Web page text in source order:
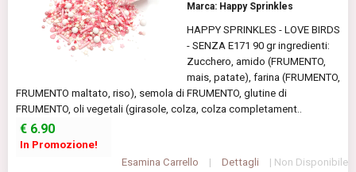
Marca: Happy Sprinkles
HAPPY SPRINKLES - LOVE BIRDS
- SENZA E171 90 gr ingredienti:
Zucchero, amido (FRUMENTO,
mais, patate), farina (FRUMENTO,
FRUMENTO maltato, riso), semola di FRUMENTO, glutine di
FRUMENTO, oli vegetali (girasole, colza, colza completament..
€ 6.90
In Promozione!
Esamina Carrello
| Dettagli | Non Disponibile